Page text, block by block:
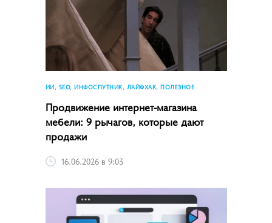
ИИ, SEO, ИНФОСПУТНИК, ЛАЙФХАК, ПОЛЕЗНОЕ
Продвижение интернет-магазина
мебели: 9 рычагов, которые дают
продажи
16.06.2026 в 9:03